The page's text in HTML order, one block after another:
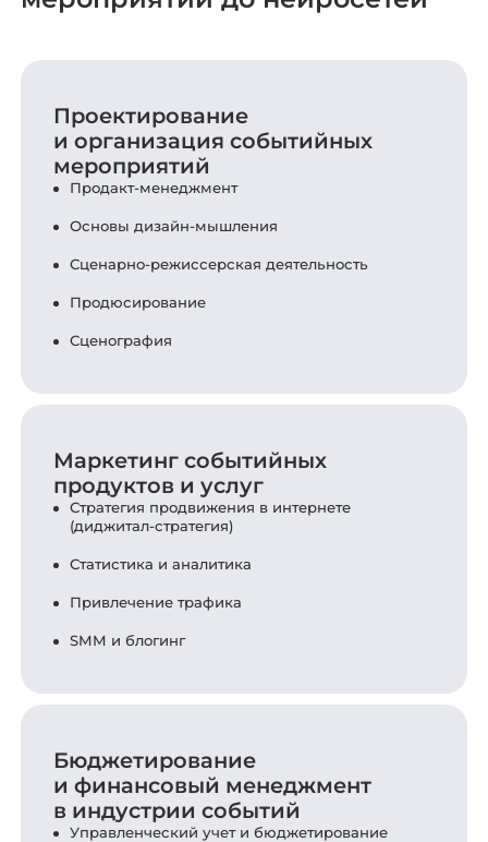
Проектирование
и организация событийных
мероприятий
Продакт-менеджмент
Основы дизайн-мышления
Сценарно-режиссерская деятельность
Продюсирование
Сценография
Маркетинг событийных
продуктов и услуг
Стратегия продвижения в интернете
(диджитал-стратегия)
Статистика и аналитика
Привлечение трафика
SMM и блогинг
Бюджетирование
и финансовый менеджмент
в индустрии событий
Управленческий учет и бюджетирование